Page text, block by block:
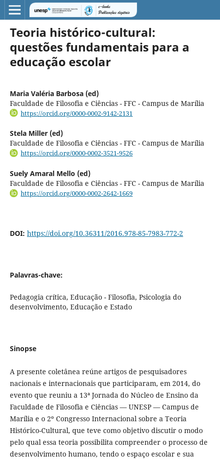
Teoria histórico-cultural:
questões fundamentais para a
educação escolar
Maria Valéria Barbosa (ed)
Faculdade de Filosofia e Ciências - FFC - Campus de Marília
https://orcid.org/0000-0002-9142-2131
Stela Miller (ed)
Faculdade de Filosofia e Ciências - FFC - Campus de Marília
https://orcid.org/0000-0002-3521-9526
Suely Amaral Mello (ed)
Faculdade de Filosofia e Ciências - FFC - Campus de Marília
https://orcid.org/0000-0002-2642-1669
DOI: https://doi.org/10.36311/2016.978-85-7983-772-2
Palavras-chave:
Pedagogia crítica, Educação - Filosofia, Psicologia do
desenvolvimento, Educação e Estado
Sinopse
A presente coletânea reúne artigos de pesquisadores
nacionais e internacionais que participaram, em 2014, do
evento que reuniu a 13ª Jornada do Núcleo de Ensino da
Faculdade de Filosofia e Ciências — UNESP — Campus de
Marília e o 2º Congresso Internacional sobre a Teoria
Histórico-Cultural, que teve como objetivo discutir o modo
pelo qual essa teoria possibilita compreender o processo de
desenvolvimento humano, tendo o espaço escolar e sua